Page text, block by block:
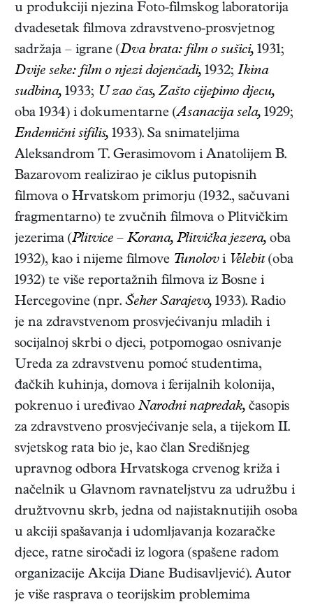
u produkciji njezina Foto-filmskog laboratorija
dvadesetak filmova zdravstveno-prosvjetnog
sadržaja – igrane (Dva brata: film o sušici, 1931;
Dvije seke: film o njezi dojenčadi, 1932; Ikina
sudbina, 1933; U zao čas, Zašto cijepimo djecu,
oba 1934) i dokumentarne (Asanacija sela, 1929;
Endemični sifilis, 1933). Sa snimateljima
Aleksandrom T. Gerasimovom i Anatolijem B.
Bazarovom realizirao je ciklus putopisnih
filmova o Hrvatskom primorju (1932., sačuvani
fragmentarno) te zvučnih filmova o Plitvičkim
jezerima (Plitvice – Korana, Plitvička jezera, oba
1932), kao i nijeme filmove Tunolovi Velebit(oba
1932) te više reportažnih filmova iz Bosne i
Hercegovine (npr. Šeher Sarajevo, 1933). Radio
je na zdravstvenom prosvjećivanju mladih i
socijalnoj skrbi o djeci, potpomogao osnivanje
Ureda za zdravstvenu pomoć studentima,
đačkih kuhinja, domova i ferijalnih kolonija,
pokrenuo i uređivao Narodni napredak, časopis
za zdravstveno prosvjećivanje sela, a tijekom II.
svjetskog rata bio je, kao član Središnjeg
upravnog odbora Hrvatskoga crvenog križa i
načelnik u Glavnom ravnateljstvu za udružbu i
družtvovnu skrb, jedna od najistaknutijih osoba
u akciji spašavanja i udomljavanja kozaračke
djece, ratne siročadi iz logora (spašene radom
organizacije Akcija Diane Budisavljević). Autor
je više rasprava o teorijskim problemima